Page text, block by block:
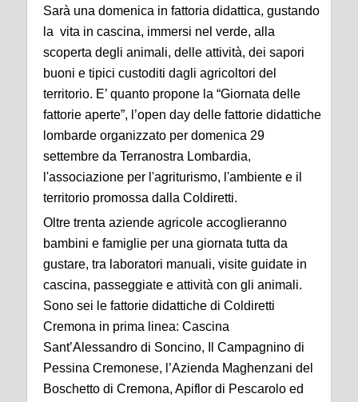
Sarà una domenica in fattoria didattica, gustando
la vita in cascina, immersi nel verde, alla
scoperta degli animali, delle attività, dei sapori
buoni e tipici custoditi dagli agricoltori del
territorio. E’ quanto propone la “Giornata delle
fattorie aperte”, l’open day delle fattorie didattiche
lombarde organizzato per domenica 29
settembre da Terranostra Lombardia,
l'associazione per l'agriturismo, l'ambiente e il
territorio promossa dalla Coldiretti.
Oltre trenta aziende agricole accoglieranno
bambini e famiglie per una giornata tutta da
gustare, tra laboratori manuali, visite guidate in
cascina, passeggiate e attività con gli animali.
Sono sei le fattorie didattiche di Coldiretti
Cremona in prima linea: Cascina
Sant’Alessandro di Soncino, Il Campagnino di
Pessina Cremonese, l’Azienda Maghenzani del
Boschetto di Cremona, Apiflor di Pescarolo ed